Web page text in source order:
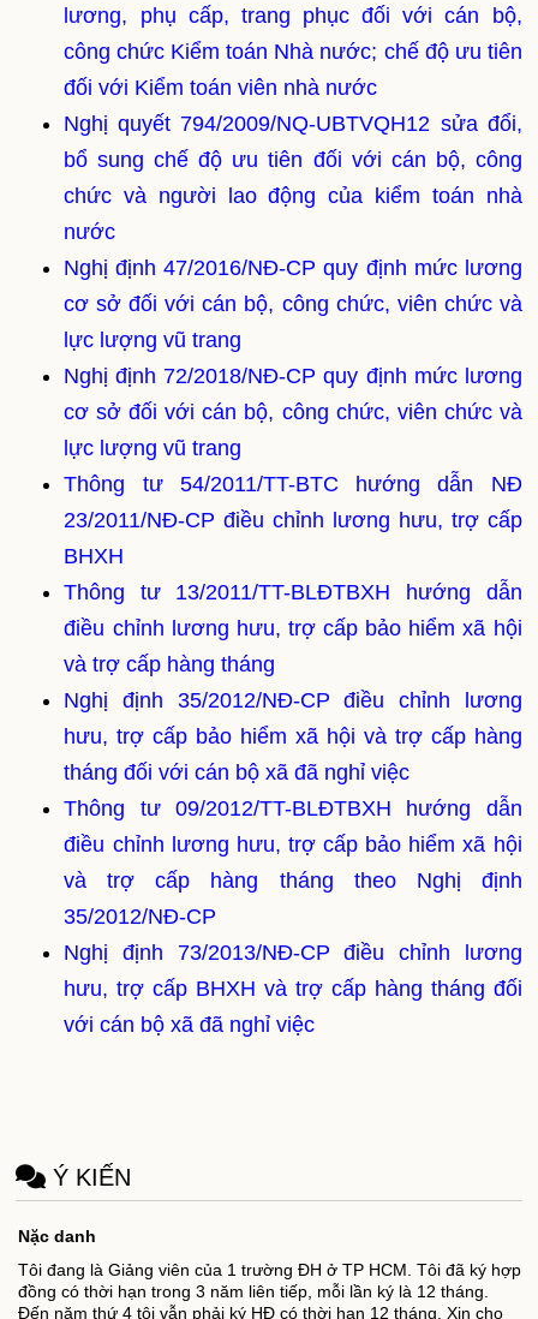
lương, phụ cấp, trang phục đối với cán bộ,
công chức Kiểm toán Nhà nước; chế độ ưu tiên
đối với Kiểm toán viên nhà nước
Nghị quyết 794/2009/NQ-UBTVQH12 sửa đổi,
bổ sung chế độ ưu tiên đối với cán bộ, công
chức và người lao động của kiểm toán nhà
nước
Nghị định 47/2016/NĐ-CP quy định mức lương
cơ sở đối với cán bộ, công chức, viên chức và
lực lượng vũ trang
Nghị định 72/2018/NĐ-CP quy định mức lương
cơ sở đối với cán bộ, công chức, viên chức và
lực lượng vũ trang
Thông tư 54/2011/TT-BTC hướng dẫn NĐ
23/2011/NĐ-CP điều chỉnh lương hưu, trợ cấp
BHXH
Thông tư 13/2011/TT-BLĐTBXH hướng dẫn
điều chỉnh lương hưu, trợ cấp bảo hiểm xã hội
và trợ cấp hàng tháng
Nghị định 35/2012/NĐ-CP điều chỉnh lương
hưu, trợ cấp bảo hiểm xã hội và trợ cấp hàng
tháng đối với cán bộ xã đã nghỉ việc
Thông tư 09/2012/TT-BLĐTBXH hướng dẫn
điều chỉnh lương hưu, trợ cấp bảo hiểm xã hội
và trợ cấp hàng tháng theo Nghị định
35/2012/NĐ-CP
Nghị định 73/2013/NĐ-CP điều chỉnh lương
hưu, trợ cấp BHXH và trợ cấp hàng tháng đối
với cán bộ xã đã nghỉ việc
Ý KIẾN
Nặc danh
Tôi đang là Giảng viên của 1 trường ĐH ở TP HCM. Tôi đã ký hợp
đồng có thời hạn trong 3 năm liên tiếp, mỗi lần ký là 12 tháng.
Đến năm thứ 4 tôi vẫn phải ký HĐ có thời hạn 12 tháng. Xin cho